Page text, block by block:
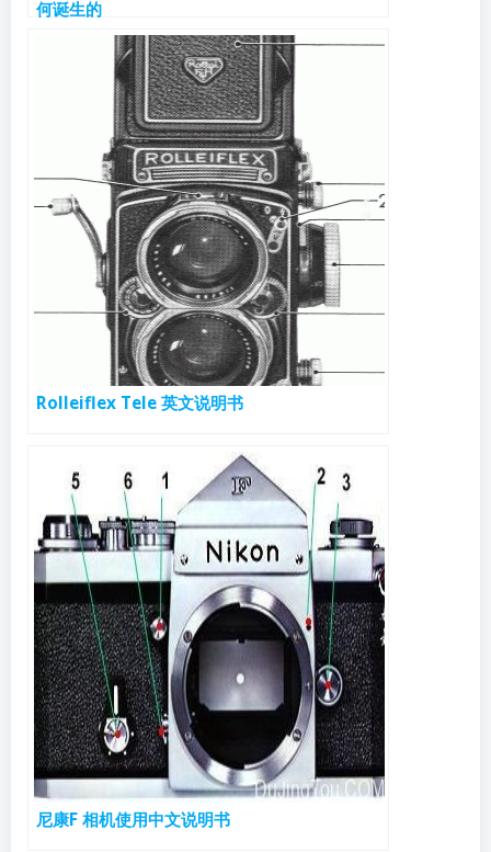
何诞生的
Rolleiflex Tele 英文说明书
尼康F 相机使用中文说明书